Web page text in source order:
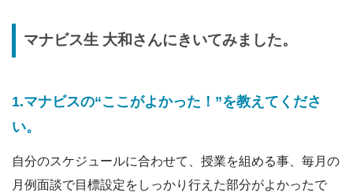
マナビス生 大和さんにきいてみました。
1.マナビスの“ここがよかった！”を教えてくださ
い。
自分のスケジュールに合わせて、授業を組める事、毎月の
月例面談で目標設定をしっかり行えた部分がよかったで